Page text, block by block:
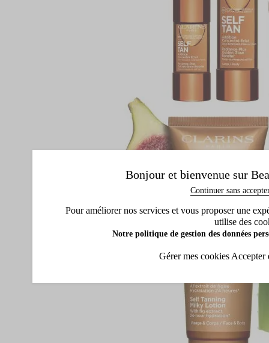
Bonjour et bienvenue sur
Continuer sans
Pour améliorer nos services et vous proposer une
utilise des
Notre politique de gestion des données
Gérer mes cookies Accepter